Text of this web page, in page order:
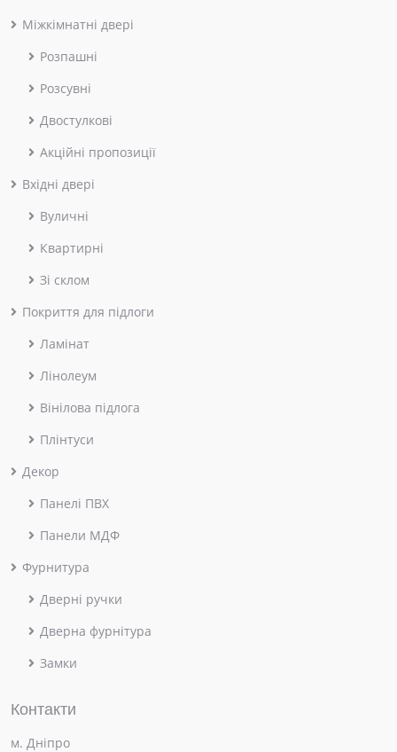
Міжкімнатні двері
Розпашні
Розсувні
Двостулкові
Акційні пропозиції
Вхідні двері
Вуличні
Квартирні
Зі склом
Покриття для підлоги
Ламінат
Лінолеум
Вінілова підлога
Плінтуси
Декор
Панелі ПВХ
Панели МДФ
Фурнитура
Дверні ручки
Дверна фурнітура
Замки
Контакти
м. Дніпро